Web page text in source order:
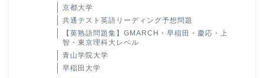
京都大学
共通テスト英語リーディング予想問題
【英熟語問題集】GMARCH・早稲田・慶応・上
智・東京理科大レベル
青山学院大学
早稲田大学